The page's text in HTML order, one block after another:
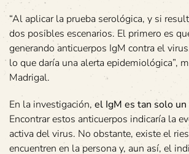
“Al aplicar la prueba serológica, y si
dos posibles escenarios. El primero es
generando anticuerpos IgM contra el
lo que daría una alerta epidemiológica”,
Madrigal.
En la investigación, el IgM es tan solo
Encontrar estos anticuerpos indicaría la
activa del virus. No obstante, existe el
encuentren en la persona y, aun así, el